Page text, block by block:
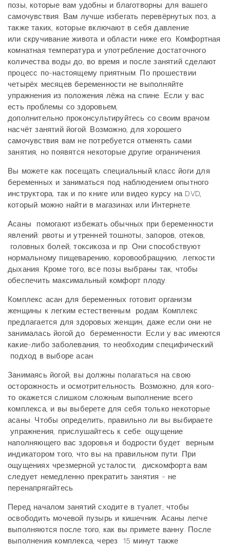
позы, которые вам удобны и благотворны для вашего
самочувствия. Вам лучше избегать перевёрнутых поз, а
также таких, которые включают в себя давление
или скручивание живота и области ниже его. Комфортная
комнатная температура и употребление достаточного
количества воды до, во время и после занятий сделают
процесс по-настоящему приятным. По прошествии
четырёх месяцев беременности не выполняйте
упражнения из положения лёжа на спине. Если у вас
есть проблемы со здоровьем,
дополнительно проконсультируйтесь со своим врачом
насчёт занятий йогой. Возможно, для хорошего
самочувствия вам не потребуется отменять сами
занятия, но появятся некоторые другие ограничения.
Вы можете как посещать специальный класс йоги для
беременных и заниматься под наблюдением опытного
инструктора, так и по книге или видео курсу на DVD,
который можно найти в магазинах или Интернете.
Асаны помогают избежать обычных при беременности
явлений: рвоты и утренней тошноты, запоров, отеков,
головных болей, токсикоза и пр. Они способствуют
нормальному пищеварению, коровообращнию,легкости
дыхания. Кроме того, все позы выбраны так, чтобы
обеспечить максимальный комфорт плоду.
Комплекс асан для беременных готовит организм
женщины к легким естественным родам. Комплекс
предлагается для здоровых женщин, даже если они не
занималась йогой до беременности. Если у вас имеются
какие-либо заболевания, то необходим специфический
подход в выборе асан.
Занимаясь йогой, вы должны полагаться на свою
осторожность и осмотрительность. Возможно, для кого-
то окажется слишком сложным выполнение всего
комплекса, и вы выберете для себя только некоторые
асаны. Чтобы определить, правильно ли вы выбираете
упражнения, прислушайтесь к себе: ощущение
наполняющего вас здоровья и бодрости будет верным
индикатором того, что вы на правильном пути. При
ощущениях чрезмерной усталости, дискомфорта вам
следует немедленно прекратить занятия - не
перенапрягайтесь.
Перед началом занятий сходите в туалет, чтобы
освободить мочевой пузырь и кишечник. Асаны легче
выполняются после того, как вы примете ванну. После
выполнения комплекса, через 15 минут также